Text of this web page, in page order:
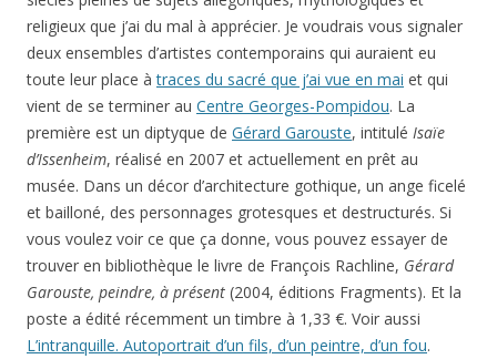
religieux que j’ai du mal à apprécier. Je voudrais vous signaler
deux ensembles d’artistes contemporains qui auraient eu
toute leur place àtraces du sacré que j’ai vue en mai et qui
vient de se terminer au Centre Georges-Pompidou. La
première est un diptyque de Gérard Garouste, intitulé Isaïe
d’Issenheim, réalisé en 2007 et actuellement en prêt au
musée. Dans un décor d’architecture gothique, un ange ficelé
et bailloné, des personnages grotesques et destructurés. Si
vous voulez voir ce que ça donne, vous pouvez essayer de
trouver en bibliothèque le livre de François Rachline, Gérard
Garouste, peindre, à présent (2004, éditions Fragments). Et la
poste a édité récemment un timbre à 1,33 €. Voir aussi
L’intranquille. Autoportrait d’un fils, d’un peintre, d’un fou.